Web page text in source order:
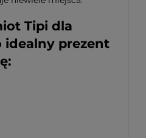
Tipi dla
idealny prezent